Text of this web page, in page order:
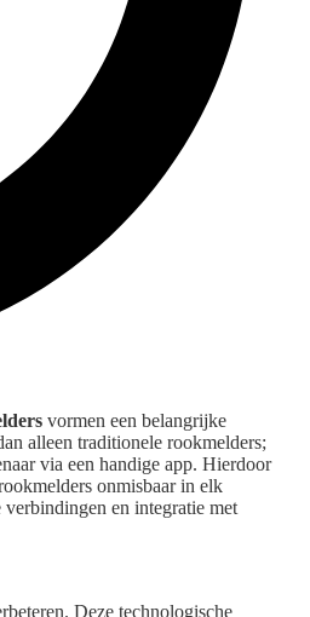
vormen een belangrijke
alleen traditionele rookmelders;
via een handige app. Hierdoor
onmisbaar in elk
en integratie met
Deze technologische